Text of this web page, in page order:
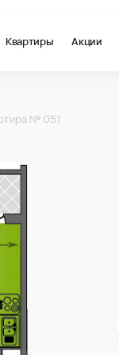
Квартиры Акции
№ 051